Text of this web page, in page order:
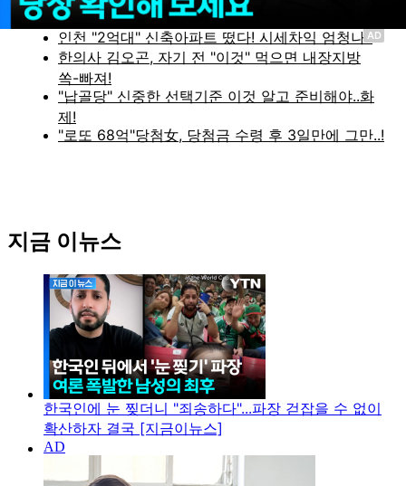
AD
지금 이뉴스
한국인에 눈 찢더니 "죄송하다"...파장 걷잡을 수 없이
확산하자 결국 [지금이뉴스]